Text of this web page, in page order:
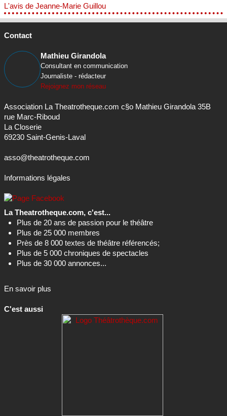
L'avis de Jeanne-Marie Guillou
Contact
Mathieu Girandola
Consultant en communication
Journaliste - rédacteur
Rejoignez mon réseau
Association La Theatrotheque.com c§o Mathieu Girandola 35B
rue Marc-Riboud
La Closerie
69230 Saint-Genis-Laval
asso@theatrotheque.com
Informations légales
La Theatrotheque.com, c'est...
Plus de 20 ans de passion pour le théâtre
Plus de 25 000 membres
Près de 8 000 textes de théâtre référencés;
Plus de 5 000 chroniques de spectacles
Plus de 30 000 annonces...
En savoir plus
C'est aussi